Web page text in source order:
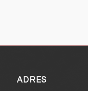
ADRES